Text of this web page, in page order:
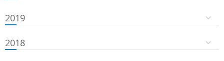
2019
2018